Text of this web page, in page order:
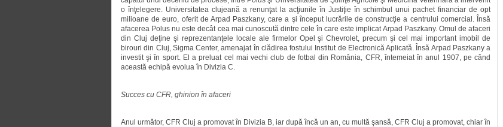
o înţelegere. Universitatea clujeană a renunţat la acţiunile în Justiţie în schimbul unui pachet financiar de opt
milioane de euro, oferit de Arpad Paszkany, care a şi început lucrările de construcţie a centrului comercial. Însă
afacerea Polus nu este decât cea mai cunoscută dintre cele în care este implicat Arpad Paszkany. Omul de afaceri
din Cluj deţine şi reprezentanţele locale ale firmelor Opel şi Chevrolet, precum şi cel mai important imobil de
birouri din Cluj, Sigma Center, amenajat în clădirea fostului Institut de Electronică Aplicată. Însă Arpad Paszkany a
investit şi în sport. El a preluat cel mai vechi club de fotbal din România, CFR, întemeiat în anul 1907, pe când
această echipă evolua în Divizia C.
Succes cu CFR, ghinion în afaceri
Anul următor, CFR Cluj a promovat în Divizia B, iar după încă un an, cu multă şansă, CFR Cluj a promovat, chiar în